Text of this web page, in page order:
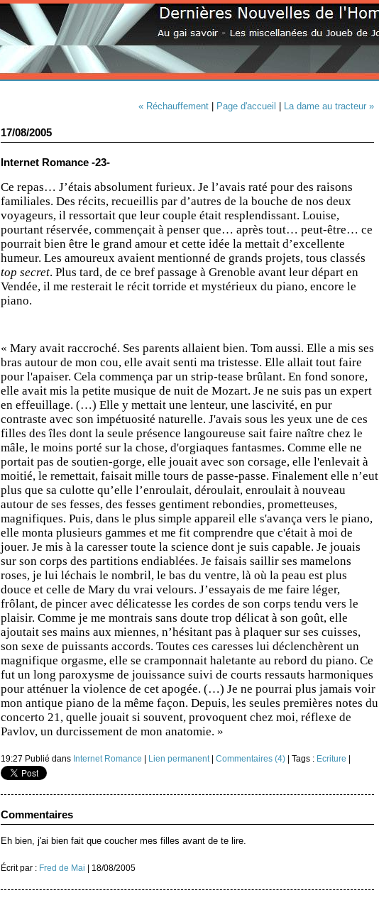
« Réchauffement| Page d'accueil La dame au tracteur »
17/08/2005
Internet Romance -23-
Ce repas… J’étais absolument furieux. Je l’avais raté pour des raisons
familiales. Des récits, recueillis par d’autres de la bouche de nos deux
voyageurs, il ressortait que leur couple était resplendissant. Louise,
pourtant réservée, commençait à penser que… après tout… peut-être… ce
pourrait bien être le grand amour et cette idée la mettait d’excellente
humeur. Les amoureux avaient mentionné de grands projets, tous classés
top secret. Plus tard, de ce bref passage à Grenoble avant leur départ en
Vendée, il me resterait le récit torride et mystérieux du piano, encore le
piano.
« Mary avait raccroché. Ses parents allaient bien. Tom aussi. Elle a mis ses
bras autour de mon cou, elle avait senti ma tristesse. Elle allait tout faire
pour l'apaiser. Cela commença par un strip-tease brûlant. En fond sonore,
elle avait mis la petite musique de nuit de Mozart. Je ne suis pas un expert
en effeuillage. (…) Elle y mettait une lenteur, une lascivité, en pur
contraste avec son impétuosité naturelle. J'avais sous les yeux une de ces
filles des îles dont la seule présence langoureuse sait faire naître chez le
mâle, le moins porté sur la chose, d'orgiaques fantasmes. Comme elle ne
portait pas de soutien-gorge, elle jouait avec son corsage, elle l'enlevait à
moitié, le remettait, faisait mille tours de passe-passe. Finalement elle n’eut
plus que sa culotte qu’elle l’enroulait, déroulait, enroulait à nouveau
autour de ses fesses, des fesses gentiment rebondies, prometteuses,
magnifiques. Puis, dans le plus simple appareil elle s'avança vers le piano,
elle monta plusieurs gammes et me fit comprendre que c'était à moi de
jouer. Je mis à la caresser toute la science dont je suis capable. Je jouais
sur son corps des partitions endiablées. Je faisais saillir ses mamelons
roses, je lui léchais le nombril, le bas du ventre, là où la peau est plus
douce et celle de Mary du vrai velours. J’essayais de me faire léger,
frôlant, de pincer avec délicatesse les cordes de son corps tendu vers le
plaisir. Comme je me montrais sans doute trop délicat à son goût, elle
ajoutait ses mains aux miennes, n’hésitant pas à plaquer sur ses cuisses,
son sexe de puissants accords. Toutes ces caresses lui déclenchèrent un
magnifique orgasme, elle se cramponnait haletante au rebord du piano. Ce
fut un long paroxysme de jouissance suivi de courts ressauts harmoniques
pour atténuer la violence de cet apogée. (…) Je ne pourrai plus jamais voir
mon antique piano de la même façon. Depuis, les seules premières notes du
concerto 21, quelle jouait si souvent, provoquent chez moi, réflexe de
Pavlov, un durcissement de mon anatomie. »
19:27 Publié dans Internet Romance | Lien permanent| Commentaires (4)| Tags : Ecriture |
Commentaires
Eh bien, j'ai bien fait que coucher mes filles avant de te lire.
Écrit par : Fred de Mai | 18/08/2005